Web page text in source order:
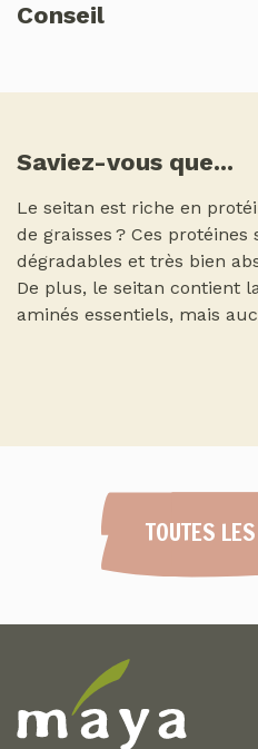
Conseil
Saviez-vous que...
Le seitan est riche en
de graisses ? Ces
dégradables et très bien
De plus, le seitan contient
aminés essentiels, mais
TOUTES